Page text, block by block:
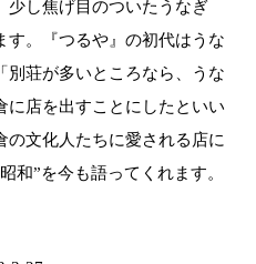
少し焦げ目のついたうなぎ
す。『つるや』の初代はうな
別荘が多いところなら、うな
に店を出すことにしたといい
の文化人たちに愛される店に
和”を今も語ってくれます。